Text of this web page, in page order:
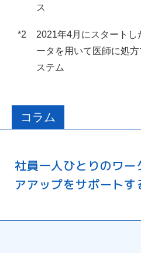
コラム
社員一人ひとりのワー
アアップをサポートす
ス
*2
2021年4月にスタート
ータを用いて医師に処
ステム